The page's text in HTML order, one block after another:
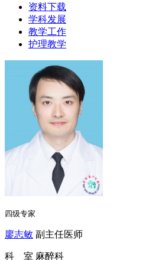
资料下载
学科发展
教学工作
护理教学
四级专家
廖志敏 副主任医师
科 室 麻醉科